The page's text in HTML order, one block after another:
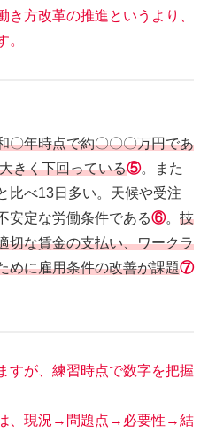
き方改革の推進というより、
。
〇年時点で約〇〇〇万円であ
きく下回っている⑤。また
比べ13日多い。天候や受注
安定な労働条件である⑥。 技
切な賃金の支払い、ワークラ
めに雇用条件の改善が課題⑦
が、練習時点で数字を把握
、現況→問題点→必要性→結